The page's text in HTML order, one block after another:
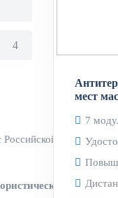
4
мест
7
Федерации и